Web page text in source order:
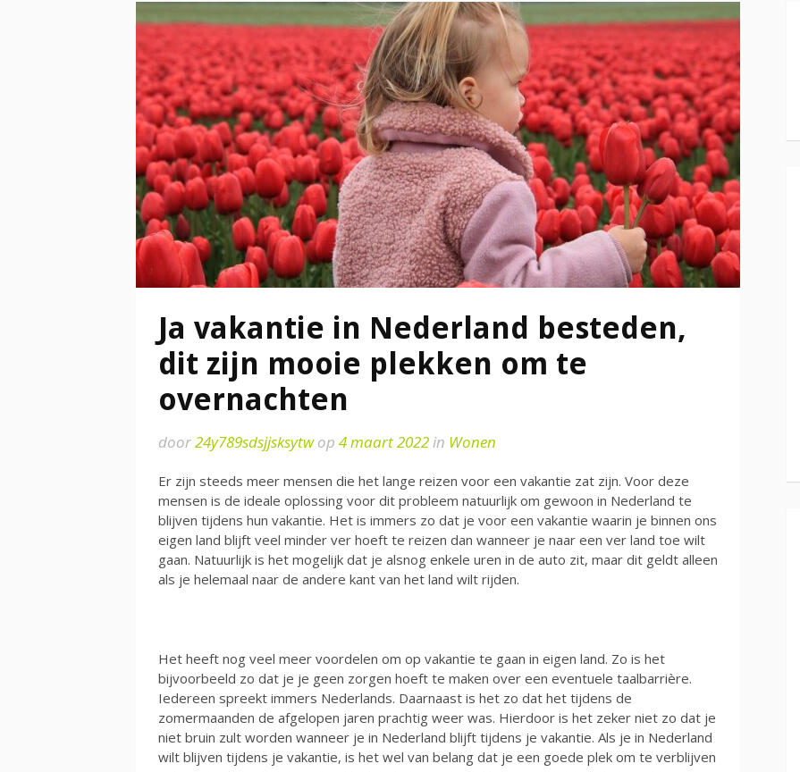
Ja vakantie in Nederland besteden,
dit zijn mooie plekken om te
overnachten
door24y789sdsjjsksytwop 4 maart 2022in Wonen
Er zijn steeds meer mensen die het lange reizen voor een vakantie zat zijn. Voor deze
mensen is de ideale oplossing voor dit probleem natuurlijk om gewoon in Nederland te
blijven tijdens hun vakantie. Het is immers zo dat je voor een vakantie waarin je binnen ons
eigen land blijft veel minder ver hoeft te reizen dan wanneer je naar een ver land toe wilt
gaan. Natuurlijk is het mogelijk dat je alsnog enkele uren in de auto zit, maar dit geldt alleen
als je helemaal naar de andere kant van het land wilt rijden.
Het heeft nog veel meer voordelen om op vakantie te gaan in eigen land. Zo is het
bijvoorbeeld zo dat je je geen zorgen hoeft te maken over een eventuele taalbarrière.
Iedereen spreekt immers Nederlands. Daarnaast is het zo dat het tijdens de
zomermaanden de afgelopen jaren prachtig weer was. Hierdoor is het zeker niet zo dat je
niet bruin zult worden wanneer je in Nederland blijft tijdens je vakantie. Als je in Nederland
wilt blijven tijdens je vakantie, is het wel van belang dat je een goede plek om te verblijven